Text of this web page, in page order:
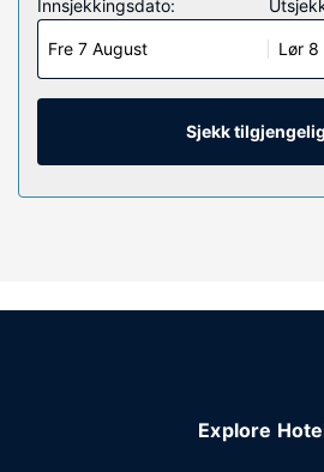
mikrobølgeovn. Underholdningen
tommers flatskjerm-TV med kabel-
gjør at du kan holde deg oppdatert.
bad med kombinert dusj/badekar,
og hårføner. Rommet har safe og
med lokalsamtaler (inkludert).
Fasiliteter på eiendommen
(inkludert) på stedet.
Innsjekkingsdato:
Fre 7 August Lør 8
Sjekk
Explore